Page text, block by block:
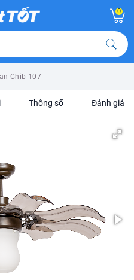
0
Chib 107
Thông số Đánh giá